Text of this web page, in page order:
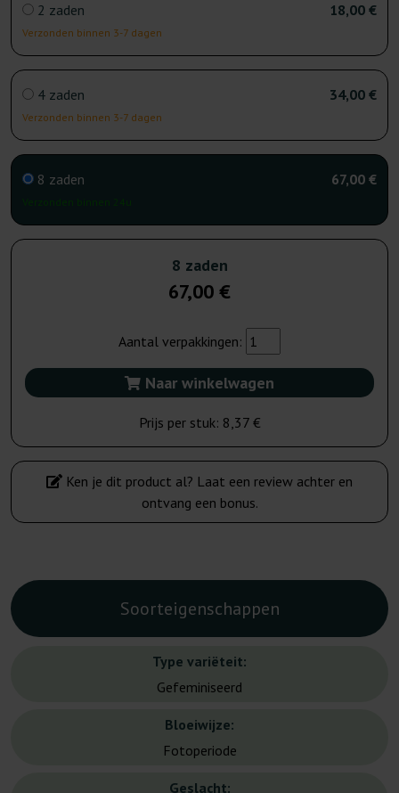
2 zaden
Verzonden binnen 3-7 dagen
18,00 €
4 zaden
Verzonden binnen 3-7 dagen
34,00 €
8 zaden 67,00 €
8 zaden
67,00 €
Aantal verpakkingen:
Naar winkelwagen
Prijs per stuk: 8,37 €
Ken je dit product al? Laat een review achter en
ontvang een bonus.
Soorteigenschappen
Type variëteit:
Gefeminiseerd
Bloeiwijze:
Fotoperiode
Geslacht: